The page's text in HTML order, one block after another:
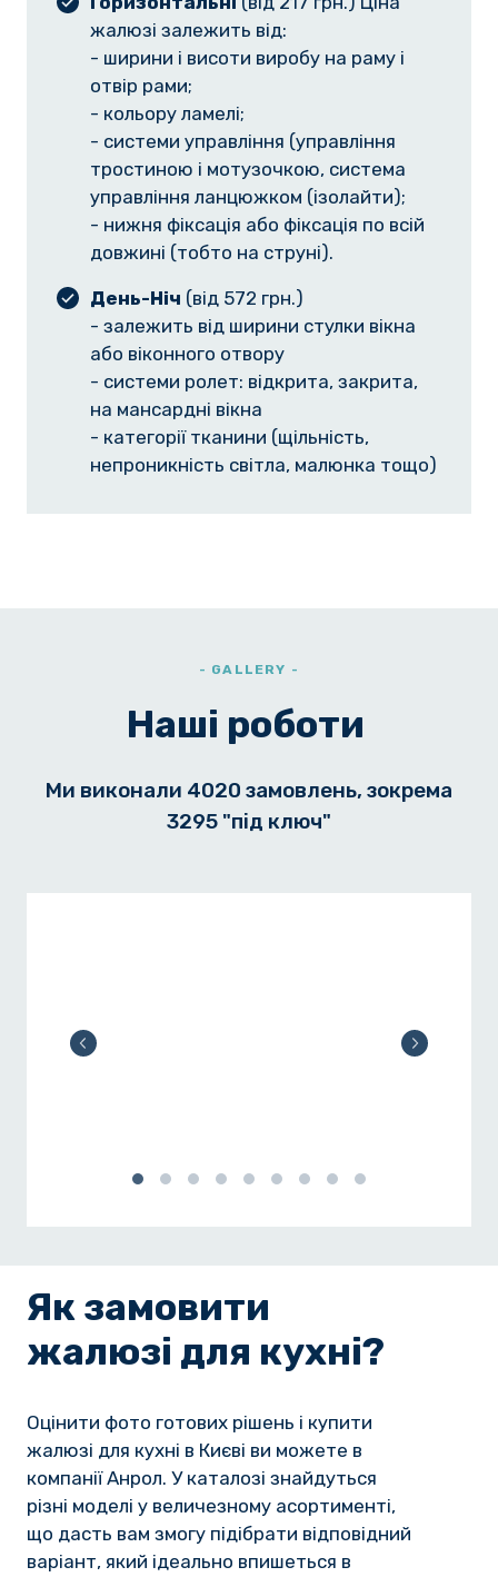
жалюзі залежить від:
- ширини і висоти виробу на раму і
отвір рами;
- кольору ламелі;
- системи управління (управління
тростиною і мотузочкою, система
управління ланцюжком (ізолайти);
- нижня фіксація або фіксація по всій
довжині (тобто на струні).
День-Ніч (від 572 грн.)
- залежить від ширини стулки вікна
або віконного отвору
- системи ролет: відкрита, закрита,
на мансардні вікна
- категорії тканини (щільність,
непроникність світла, малюнка тощо)
- GALLERY -
Наші роботи
Ми виконали 4020 замовлень, зокрема
3295 "під ключ"
Як замовити
жалюзі для кухні?
Оцінити фото готових рішень і купити
жалюзі для кухні в Києві ви можете в
компанії Анрол. У каталозі знайдуться
різні моделі у величезному асортименті,
що дасть вам змогу підібрати відповідний
варіант, який ідеально впишеться в